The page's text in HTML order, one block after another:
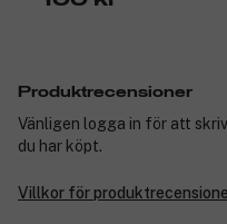
Produktrecensioner
Vänligen logga in för att
du har köpt.
Villkor för